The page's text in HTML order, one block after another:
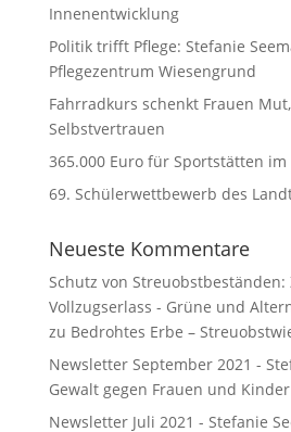
Innenentwicklung
Politik trifft Pflege: Stefanie
Pflegezentrum Wiesengrund
Fahrradkurs schenkt Frauen
Selbstvertrauen
365.000 Euro für Sportstätten im
69. Schülerwettbewerb des
Neueste Kommentare
Schutz von Streuobstbeständen:
Vollzugserlass - Grüne und
zu Bedrohtes Erbe –
Newsletter September 2021 -
Gewalt gegen Frauen und
Newsletter Juli 2021 - Stefanie